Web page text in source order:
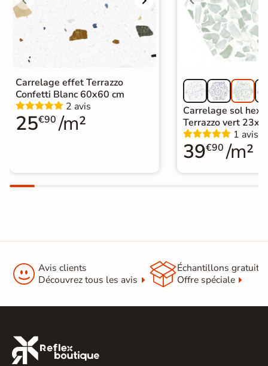
Carrelage effet Terrazzo
Confetti Blanc 60x60 cm
2 avis
25€90 /m²
Carrelage sol
Terrazzo vert
1 avis
39€90 /m²
 Avis clients
Découvrez tous les avis
Échantillons gratuit
Offre spéciale
